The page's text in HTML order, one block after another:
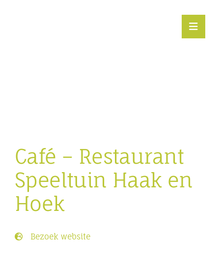
Toggle
Agenda
Vrije tijd
Eibergen onderneemt
Café – Restaurant
Speeltuin Haak en
Hoek
Bezoek website